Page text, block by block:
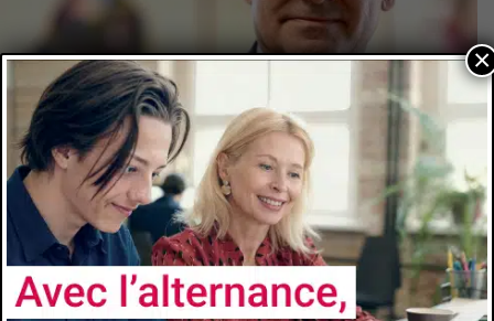
L’apprentissage est fondamental pour l’insertion – Éric Berton
7 septembre 2021|Acteurs universitaires, CFA,Employeurs,Etudiants,
La taxe d'apprentissage
L’apprentissage est fondamental pour l’insertion – Éric Berton Retour aux
×